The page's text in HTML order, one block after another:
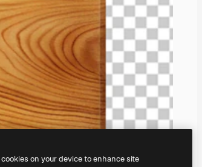
on your device to enhance site